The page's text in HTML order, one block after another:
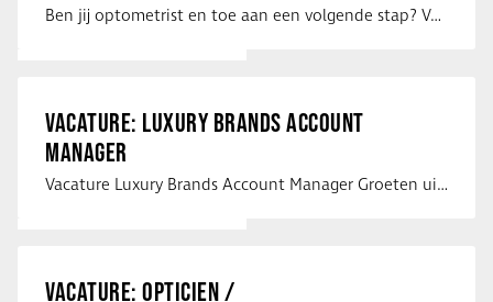
Ben jij optometrist en toe aan een volgende stap? Voor een optiekketen is Eye …
VACATURE: LUXURY BRANDS ACCOUNT
MANAGER
Vacature Luxury Brands Account Manager Groeten uit Spanje! Vanaf mijn …
VACATURE: OPTICIEN /